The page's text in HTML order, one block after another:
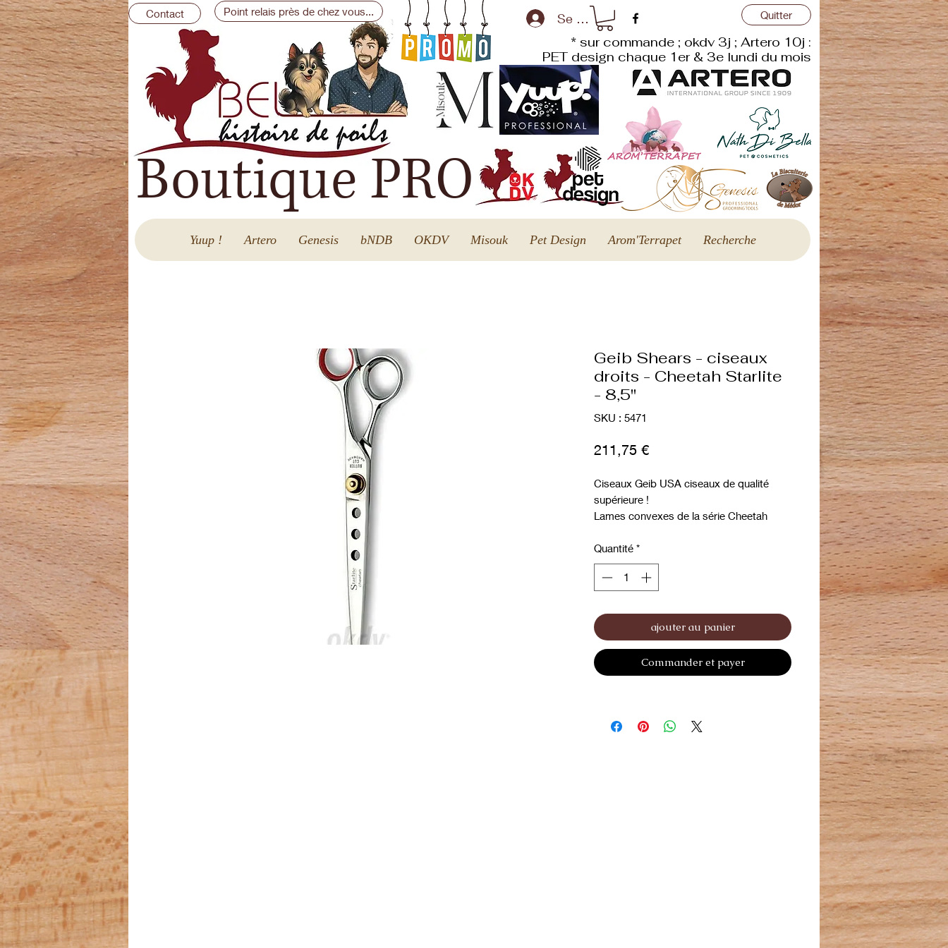
Contact Point relais près de chez vous... Se connecter
Boutique PRO
Quitter
* sur commande ; okdv 3j ; Artero 10j :
PET design chaque 1er & 3e lundi du mois
Yuup ! Artero Genesis bNDB OKDV Misouk Pet Design Arom'Terrapet Recherche
Geib Shears - ciseaux
droits - Cheetah Starlite
- 8,5"
SKU : 5471
211,75 €Prix
Ciseaux Geib USA ciseaux de qualité
supérieure !
Lames convexes de la série Cheetah
Type de ciseaux : Ciseaux de finition
La série Cheetah Starlite fait partie de la
série haute des ciseaux de finition.
Quantité *
ajouter au panier
Commander et payer